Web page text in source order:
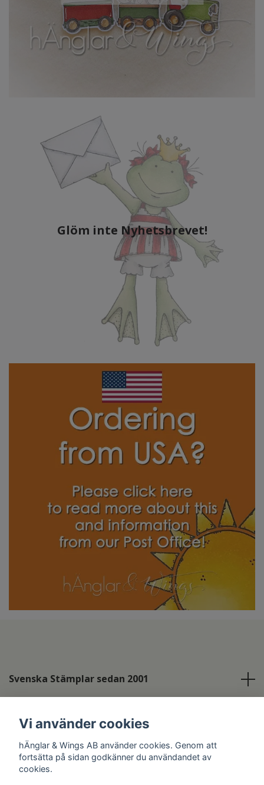
Glöm inte Nyhetsbrevet!
Svenska Stämplar sedan 2001
Sociala medier
Vi använder cookies
hÄnglar & Wings AB använder cookies. Genom att
fortsätta på sidan godkänner du användandet av
cookies.